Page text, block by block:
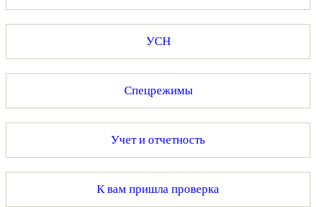
УСН
Спецрежимы
Учет и отчетность
К вам пришла проверка